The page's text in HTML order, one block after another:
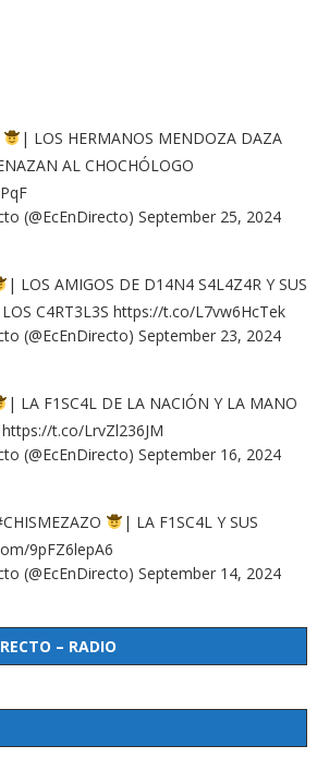
| LOS HERMANOS MENDOZA DAZA
AL CHOCHÓLOGO
(@EcEnDirecto) September 25, 2024
| LOS AMIGOS DE D14N4 S4L4Z4R Y SUS
C4RT3L3S https://t.co/L7vw6HcTek
(@EcEnDirecto) September 23, 2024
| LA F1SC4L DE LA NACIÓN Y LA MANO
https://t.co/LrvZl236JM
(@EcEnDirecto) September 16, 2024
| LA F1SC4L Y SUS
9pFZ6lepA6
(@EcEnDirecto) September 14, 2024
– RADIO